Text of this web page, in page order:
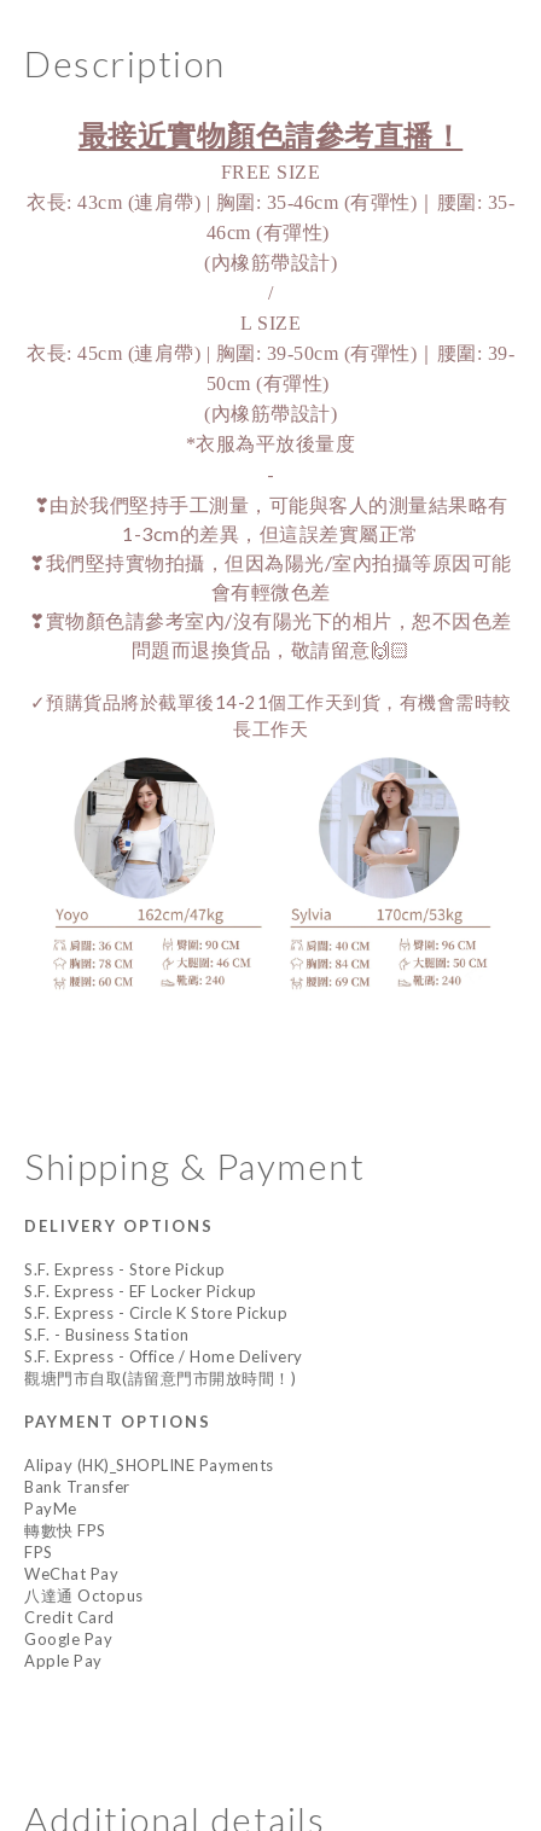
Description
最接近實物顏色請參考直播！
FREE SIZE
衣長: 43cm (連肩帶) | 胸圍: 35-46cm (有彈性)｜腰圍: 35-
46cm (有彈性)
(內橡筋帶設計)
/
L SIZE
衣長: 45cm (連肩帶) | 胸圍: 39-50cm (有彈性)｜腰圍: 39-
50cm (有彈性)
(內橡筋帶設計)
*衣服為平放後量度
-
❣由於我們堅持手工測量，可能與客人的測量結果略有
1-3cm的差異，但這誤差實屬正常
❣我們堅持實物拍攝，但因為陽光/室內拍攝等原因可能
會有輕微色差
❣實物顏色請參考室內/沒有陽光下的相片，恕不因色差
問題而退換貨品，敬請留意🙌🏻
✓預購貨品將於截單後14-21個工作天到貨，有機會需時較
長工作天
Shipping & Payment
DELIVERY OPTIONS
S.F. Express - Store Pickup
S.F. Express - EF Locker Pickup
S.F. Express - Circle K Store Pickup
S.F. - Business Station
S.F. Express - Office / Home Delivery
觀塘門市自取(請留意門市開放時間！)
PAYMENT OPTIONS
Alipay (HK)_SHOPLINE Payments
Bank Transfer
PayMe
轉數快 FPS
FPS
WeChat Pay
八達通 Octopus
Credit Card
Google Pay
Apple Pay
Additional details